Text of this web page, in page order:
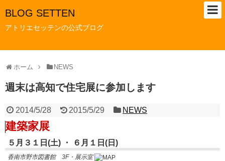
BLOG SETTEN
アトリエセッテンの公式ブログ
ホーム NEWS
週末は高知で住宅展に参加します
2014/5/28 2015/5/29 NEWS
建築家展
５月３１日(土) ・ ６月１日(日)
香南市野市図書館 3F・展示室